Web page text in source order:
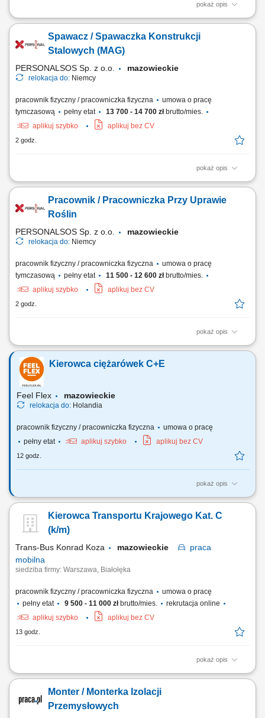
pokaż opis
Obowiązki: Nauka obsługi nowoczesnych maszyn sortujących oraz
monitorowaniu i optymalizacji parametrów linii produkcyjnej; Pomoc
przy rozładunku metali i minerałów; Diagnozowanie drobnych usterek i
Spawacz / Spawaczka Konstrukcji
Stalowych (MAG)
PERSONALSOS Sp. z o.o. mazowieckie
relokacja do: Niemcy
pracownik fizyczny / pracowniczka fizyczna
umowa o pracę
tymczasową
pełny etat 13 700 - 14 700 złbrutto/mies.
aplikuj szybko
aplikuj bez CV
2 godz.
pokaż opis
Opis stanowiska: Spawanie elementów stalowych metodą MAG.
techniczną. Produkcja lekkich konstrukcji stalowych wykorzystywanych
w różnych projektach. Kontrola jakości wykonanych spoin oraz dbałość
Pracownik / Pracowniczka Przy Uprawie
Roślin
PERSONALSOS Sp. z o.o. mazowieckie
relokacja do: Niemcy
pracownik fizyczny / pracowniczka fizyczna
umowa o pracę
tymczasową
pełny etat 11 500 - 12 600 złbrutto/mies.
aplikuj szybko
aplikuj bez CV
2 godz.
pokaż opis
Opis stanowiska: Pielęgnacja upraw poprzez usuwanie chwastów i
wykonywanie prostych prac ogrodniczych. Sadzenie oraz
przygotowywanie roślin do dalszej produkcji. Pakowanie zamówień i
przygotowywanie przesyłek do wysyłki. Utrzymywanie porządku na
stanowisku pracy oraz pomoc przy kompletowaniu palet.
Kierowca ciężarówek C+E
Feel Flex mazowieckie
relokacja do: Holandia
pracownik fizyczny / pracowniczka fizyczna
umowa o pracę
pełny etat
aplikuj szybko aplikuj bez CV
12 godz.
pokaż opis
Nasi kierowcy pracują jako: Kierowcy dystrybucji marketów
chłodnia, izoterma; Kierowców Terbergów (placowych) Uwaga nie
posiadamy ofert dla kierowców na trasach międzynarodowych i
Kierowca Transportu Krajowego Kat. C
(k/m)
Trans-Bus Konrad Koza mazowieckie
praca
mobilna
siedziba firmy: Warszawa, Białołęka
pracownik fizyczny / pracowniczka fizyczna
umowa o pracę
pełny etat
9 500 - 11 000 złbrutto/mies.
rekrutacja online
aplikuj szybko
aplikuj bez CV
13 godz.
pokaż opis
Realizacja tras krajowych pojazdem wyposażonym w zabudowę
punktów handlowych, magazynów, lokali gastronomicznych oraz
odbiorców biznesowych. Dbanie o właściwe rozmieszczenie i
Monter / Monterka Izolacji
Przemysłowych